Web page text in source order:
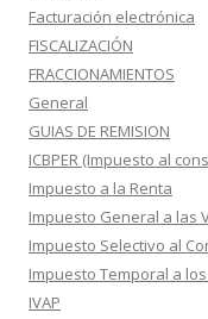
Facturación electrónica
FISCALIZACIÓN
FRACCIONAMIENTOS
General
GUIAS DE REMISION
ICBPER (Impuesto al
Impuesto a la Renta
Impuesto General a las
Impuesto Selectivo al
Impuesto Temporal a
IVAP